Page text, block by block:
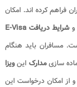
فراهم کرده اند. امکان
وشرایط دریافت E-Visa
مسافران باید هنگام
سازیمدارک اینویزا
از امکان درخواست این